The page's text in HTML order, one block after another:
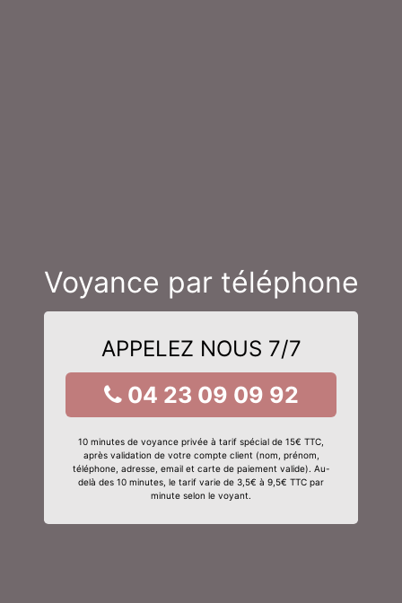
Voyance par téléphone
APPELEZ NOUS 7/7
04 23 09 09 92
10 minutes de voyance privée à tarif spécial de 15€ TTC,
après validation de votre compte client (nom, prénom,
téléphone, adresse, email et carte de paiement valide). Au-
delà des 10 minutes, le tarif varie de 3,5€ à 9,5€ TTC par
minute selon le voyant.